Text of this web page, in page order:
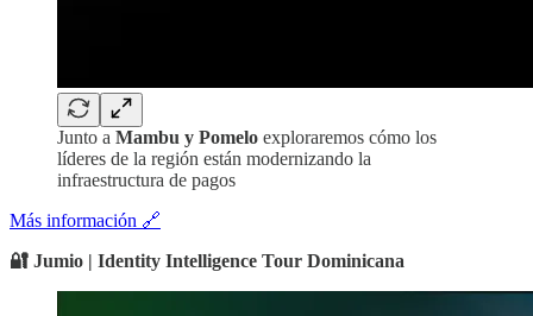
Junto a Mambu y Pomelo exploraremos cómo los
líderes de la región están modernizando la
infraestructura de pagos
Más información 🔗
🔐 Jumio | Identity Intelligence Tour Dominicana